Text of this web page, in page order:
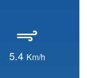
5.4 Km/h